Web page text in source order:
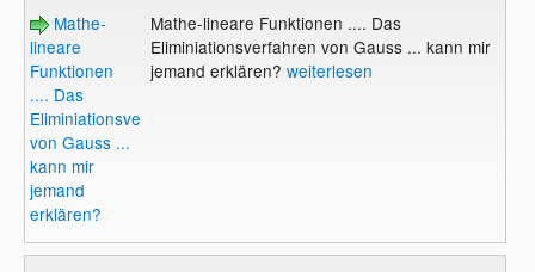
Mathe-
lineare
Funktionen
.... Das
Eliminiationsverfahren
von Gauss ...
kann mir
jemand
erklären?
Mathe-lineare Funktionen .... Das
Eliminiationsverfahren von Gauss ... kann mir
jemand erklären? weiterlesen